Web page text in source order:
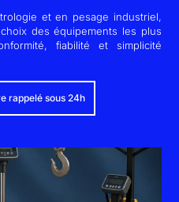
et en pesage industriel,
des équipements les plus
fiabilité et simplicité
rappelé sous 24h